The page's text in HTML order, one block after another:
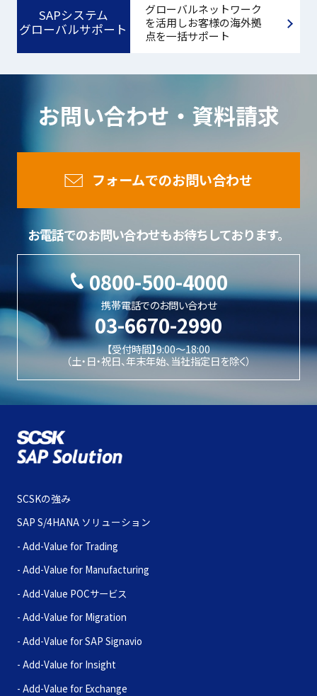
SAPシステム
グローバルサポート
グローバルネットワーク
を活用しお客様の海外拠
点を一括サポート
お問い合わせ・資料請求
フォームでのお問い合わせ
お電話でのお問い合わせもお待ちしております。
0800-500-4000
携帯電話でのお問い合わせ
03-6670-2990
【受付時間】9:00〜18:00
（土・日・祝日、年末年始、当社指定日を除く）
SCSKの強み
SAP S/4HANA ソリューション
Trading
Manufacturing
POCサービス
Migration
SAP Signavio
Insight
Exchange